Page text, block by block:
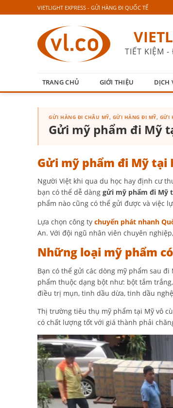
to
VIETLIGHT EXPRESS - GỬI HÀNG ĐI QUỐC TẾ
TIẾT KIỆM
TRANG CHỦ GIỚI THIỆU DỊCH
GỬI HÀNG ĐI CHÂU MỸ, GỬI HÀNG ĐI MỸ, GỬI
Gửi mỹ phẩm đi Mỹ
Gửi mỹ phẩm đi Mỹ tại
Người Việt khi qua du học hay định cư
bạn có thể dễ dàng gửi mỹ phẩm đi Mỹ
phẩm nào cũng có thể gửi được và việc
Lựa chọn công ty chuyển phát nhanh
An. Với đội ngũ nhân viên chuyên
Những loại mỹ phẩm
Bạn có thể gửi các dòng mỹ phẩm sau
phẩm thuộc dạng bột như: bột tắm
điều trị mụn, tinh dầu dừa, tinh dầu
Thị trường tiêu thụ mỹ phẩm tại Mỹ vô
có chất lượng tốt với giá thành phải